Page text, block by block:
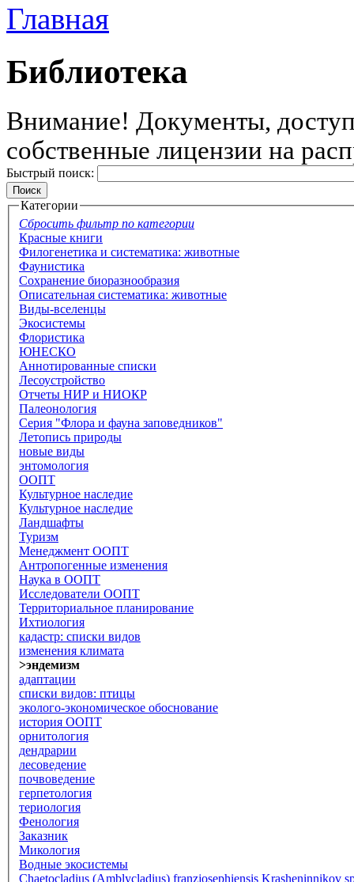
Главная
Библиотека
Внимание! Документы,
собственные лицензии на
Быстрый поиск:
Категории
Сбросить фильтр по категории
Красные книги
Филогенетика и систематика: животные
Фаунистика
Сохранение биоразнообразия
Описательная систематика: животные
Виды-вселенцы
Экосистемы
Флористика
ЮНЕСКО
Аннотированные списки
Лесоустройство
Отчеты НИР и НИОКР
Палеонология
Серия "Флора и фауна заповедников"
Летопись природы
новые виды
энтомология
ООПТ
Культурное наследие
Культурное наследие
Ландшафты
Туризм
Менеджмент ООПТ
Антропогенные изменения
Наука в ООПТ
Исследователи ООПТ
Территориальное планирование
Ихтиология
кадастр: списки видов
изменения климата
>эндемизм
адаптации
списки видов: птицы
эколого-экономическое обоснование
история ООПТ
орнитология
дендрарии
лесоведение
почвоведение
герпетология
териология
Фенология
Заказник
Микология
Водные экосистемы
Chaetocladius (Amblycladius) franzjosephiensis Krasheninnikov